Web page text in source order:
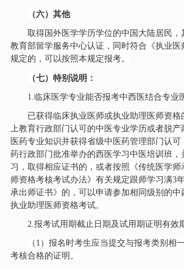
（六）其他
取得国外医学学历学位的中国大陆居民
教育部留学服务中心认证，同时符合《执业
规定的，可以按照本规定报考。
（七）特别说明：
1.临床医学专业能否报考中西医结合专业
已获得临床执业医师或执业助理医师资格
上教育行政部门认可的中医专业学历或者脱
医药专业知识并获得省级中医药管理部门认
药行政部门批准举办的西医学习中医培训班
习，取得相应证书的，或者按照《传统医学师
师资格考核考试办法》有关规定跟师学习满3
承出师证书》的，可以申请参加相同级别的
执业助理医师资格考试。
2.报考试用期截止日期及试用期证明有效
（ 1）报名时考生应当提交与报考类别相
考核合格的证明。